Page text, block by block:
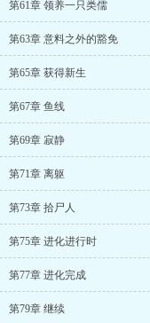
第61章 领养一只类儒
第63章 意料之外的豁免
第65章 获得新生
第67章 鱼线
第69章 寂静
第71章 离躯
第73章 拾尸人
第75章 进化进行时
第77章 进化完成
第79章 继续